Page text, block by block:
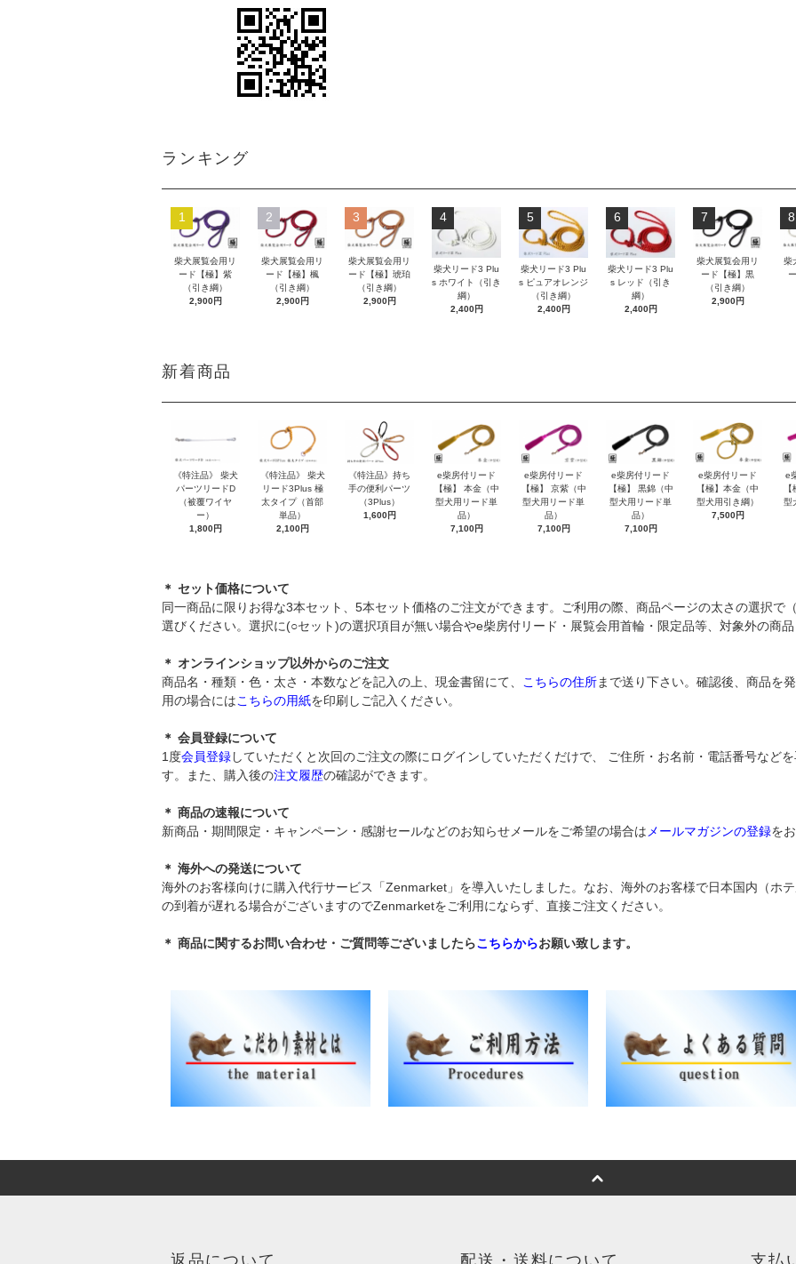
ランキング
1
柴犬展覧会用リ
ード【極】紫
（引き綱）
2,900円
2
柴犬展覧会用リ
ード【極】楓
（引き綱）
2,900円
3
柴犬展覧会用リ
ード【極】琥珀
（引き綱）
2,900円
4
柴犬リード3 Plu
s ホワイト（引き
綱）
2,400円
5
柴犬リード3 Plu
s ピュアオレンジ
（引き綱）
2,400円
6
柴犬リード3 Plu
s レッド（引き
綱）
2,400円
7
柴犬展覧会用リ
ード【極】黒
（引き綱）
2,900円
8
柴
新着商品
《特注品》 柴犬
パーツリードD
（被覆ワイヤ
ー）
1,800円
《特注品》 柴犬
リード3Plus 極
太タイプ（首部
単品）
2,100円
《特注品》持ち
手の便利パーツ
（3Plus）
1,600円
e柴房付リード
【極】 本金（中
型犬用リード単
品）
7,100円
e柴房付リード
【極】 京紫（中
型犬用リード単
品）
7,100円
e柴房付リード
【極】 黒錦（中
型犬用リード単
品）
7,100円
e柴房付リード
【極】本金（中
型犬用引き綱）
7,500円
e
型
＊ セット価格について
同一商品に限りお得な3本セット、5本セット価格のご注文ができます。ご利用の際、商品ページの太さの選択で
選びください。選択に(○セット)の選択項目が無い場合やe柴房付リード・展覧会用首輪・限定品等、対象外の商品
＊ オンラインショップ以外からのご注文
商品名・種類・色・太さ・本数などを記入の上、現金書留にて、
こちらの住所まで送り下さい。確認後、商品を
用の場合にはこちらの用紙を印刷しご記入ください。
＊ 会員登録について
1度会員登録していただくと次回のご注文の際にログインしていただくだけで、 ご住所・お名前・電話番号など
す。また、購入後の注文履歴の確認ができます。
＊ 商品の速報について
新商品・期間限定・キャンペーン・感謝セールなどのお知らせメールをご希望の場合は メールマガジンの登録を
＊ 海外への発送について
海外のお客様向けに購入代行サービス「Zenmarket」を導入いたしました。なお、海外のお客様で日本国内（ホ
の到着が遅れる場合がございますのでZenmarketをご利用にならず、直接ご注文ください。
＊ 商品に関するお問い合わせ・ご質問等ございましたらこちらからお願い致します。